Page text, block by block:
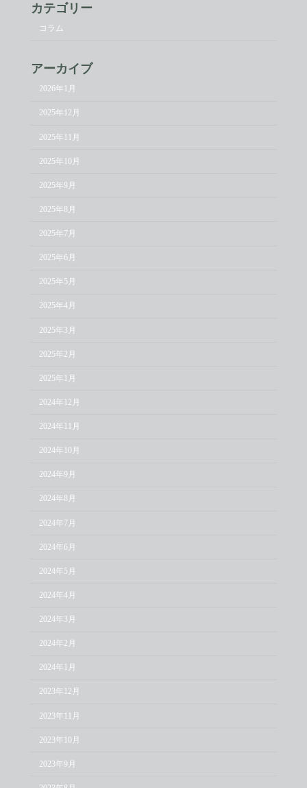
カテゴリー
コラム
アーカイブ
2026年1月
2025年12月
2025年11月
2025年10月
2025年9月
2025年8月
2025年7月
2025年6月
2025年5月
2025年4月
2025年3月
2025年2月
2025年1月
2024年12月
2024年11月
2024年10月
2024年9月
2024年8月
2024年7月
2024年6月
2024年5月
2024年4月
2024年3月
2024年2月
2024年1月
2023年12月
2023年11月
2023年10月
2023年9月